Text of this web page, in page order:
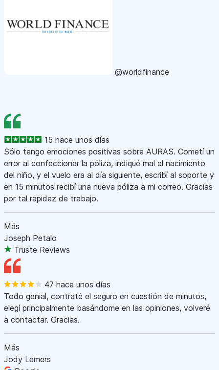
@worldfinance
15 hace unos días
Sólo tengo emociones positivas sobre AURAS. Cometí un
error al confeccionar la póliza, indiqué mal el nacimiento
del niño, y el vuelo era al día siguiente, escribí al soporte y
en 15 minutos recibí una nueva póliza a mi correo. Gracias
por tal rapidez de trabajo.
Más
Joseph Petalo
Truste Reviews
47 hace unos días
Todo genial, contraté el seguro en cuestión de minutos,
elegí principalmente basándome en las opiniones, volveré
a contactar. Gracias.
Más
Jody Lamers